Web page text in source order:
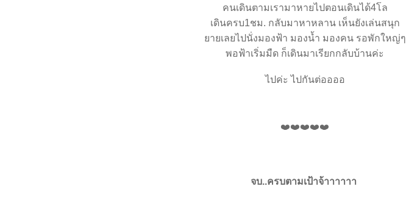
คนเดินตามเรามาหายไปตอนเดินได้4โล
เดินครบ1ชม. กลับมาหาหลาน เห็นยังเล่นสนุก
ายเลยไปนั่งมองฟ้า มองน้ำ มองคน รอพักใหญ่ๆ
พอฟ้าเริ่มมืด ก็เดินมาเรียกกลับบ้านค่ะ
ไปค่ะ ไปกันต่ออออ
จบ..ครบตามเป้าจ้าาาาาา